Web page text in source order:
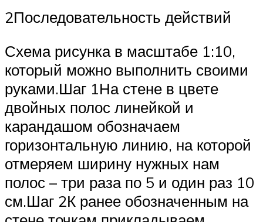
2Последовательность действий
Схема рисунка в масштабе 1:10,
который можно выполнить своими
руками.Шаг 1На стене в цвете
двойных полос линейкой и
карандашом обозначаем
горизонтальную линию, на которой
отмеряем ширину нужных нам
полос – три раза по 5 и один раз 10
см.Шаг 2К ранее обозначенным на